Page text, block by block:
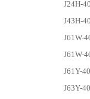
J24H-
J43H-
J61W-
J61W-
J61Y-
J63Y-